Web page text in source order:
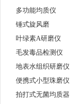
多功能均质仪
锤式旋风磨
叶绿素A研磨仪
毛发毒品检测仪
地表水组织研磨仪
便携式小型珠磨仪
拍打式无菌均质器